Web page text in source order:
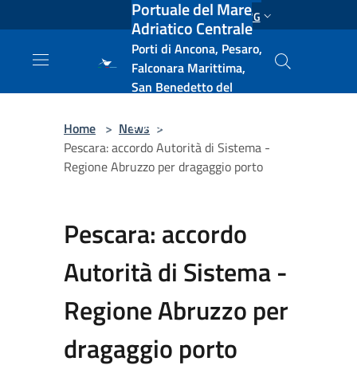
Salta al contenuto principale ENG
Portuale del Mare
Adriatico Centrale
Porti di Ancona, Pesaro,
Falconara Marittima,
San Benedetto del
e Vasto
Home > News >
Pescara: accordo Autorità di Sistema -
Regione Abruzzo per dragaggio porto
Pescara: accordo
Autorità di Sistema -
Regione Abruzzo per
dragaggio porto